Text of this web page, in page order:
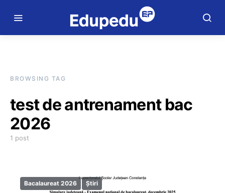
BROWSING TAG
test de antrenament bac
2026
1 post
Bacalaureat 2026 Știri